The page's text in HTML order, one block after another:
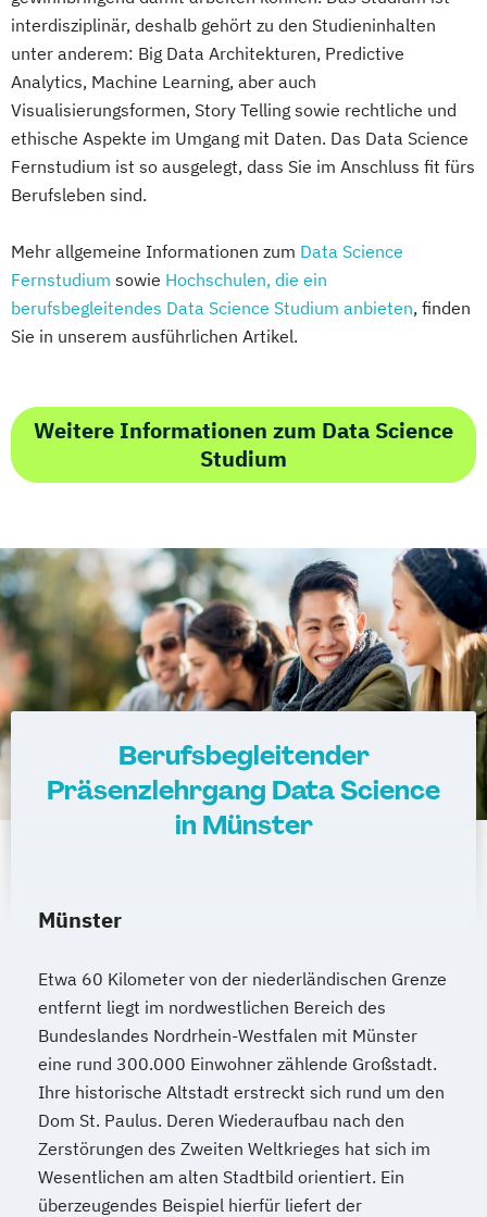
interdisziplinär, deshalb gehört zu den Studieninhalten
unter anderem: Big Data Architekturen, Predictive
Analytics, Machine Learning, aber auch
Visualisierungsformen, Story Telling sowie rechtliche und
ethische Aspekte im Umgang mit Daten. Das Data Science
Fernstudium ist so ausgelegt, dass Sie im Anschluss fit fürs
Berufsleben sind.
Mehr allgemeine Informationen zum Data Science
Fernstudium sowie Hochschulen, die ein
berufsbegleitendes Data Science Studium anbieten, finden
Sie in unserem ausführlichen Artikel.
Weitere Informationen zum Data Science
Studium
Berufsbegleitender
Präsenzlehrgang Data Science
in Münster
Münster
Etwa 60 Kilometer von der niederländischen Grenze
entfernt liegt im nordwestlichen Bereich des
Bundeslandes Nordrhein-Westfalen mit Münster
eine rund 300.000 Einwohner zählende Großstadt.
Ihre historische Altstadt erstreckt sich rund um den
Dom St. Paulus. Deren Wiederaufbau nach den
Zerstörungen des Zweiten Weltkrieges hat sich im
Wesentlichen am alten Stadtbild orientiert. Ein
überzeugendes Beispiel hierfür liefert der